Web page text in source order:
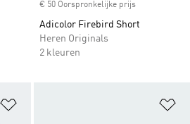
€ 50 Oorspronkelijke prijs
Adicolor Firebird Short
Heren Originals
2 kleuren